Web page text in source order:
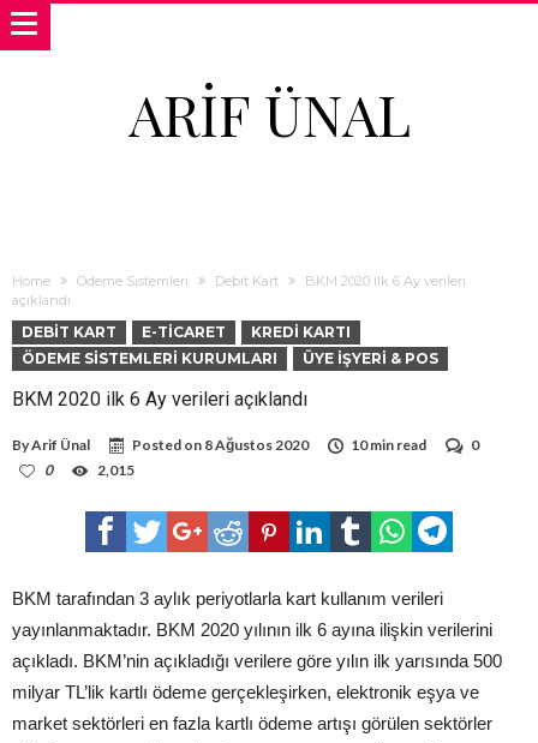
ARIF ÜNAL
Home Ödeme Sistemleri Debit Kart
BKM 2020 ilk 6 Ay verileri
açıklandı
DEBIT KART E-TICARET
KREDI KARTI
ÖDEME SISTEMLERI KURUMLARI
ÜYE İŞYERI & POS
BKM 2020 ilk 6 Ay verileri açıklandı
ByArif Ünal Posted on 8 Ağustos 2020 10 min read
0
0
2,015
BKM tarafından 3 aylık periyotlarla kart kullanım verileri
yayınlanmaktadır. BKM 2020 yılının ilk 6 ayına ilişkin verilerini
açıkladı. BKM’nin açıkladığı verilere göre yılın ilk yarısında 500
milyar TL’lik kartlı ödeme gerçekleşirken, elektronik eşya ve
market sektörleri en fazla kartlı ödeme artışı görülen sektörler